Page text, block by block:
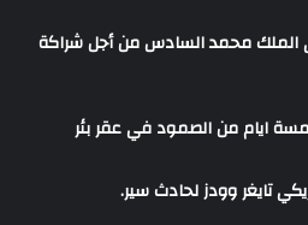
الملك محمد السادس من أجل شراكة
ايام من الصمود في عقر بئر
تايغر وودز لحادث سير.